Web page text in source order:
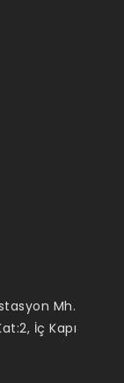
Mh.
İç Kapı